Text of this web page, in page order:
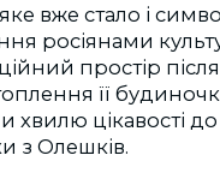
вже стало і
росіянами
простір
її
хвилю цікавості
з Олешків.